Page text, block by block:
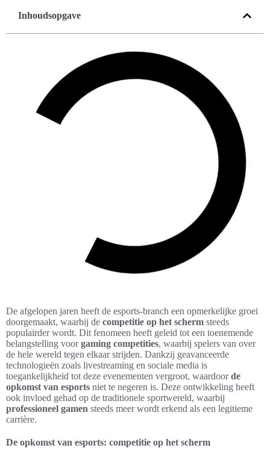
Inhoudsopgave
De afgelopen jaren heeft de esports-branch een opmerkelijke groei
doorgemaakt, waarbij de competitie op het scherm steeds
populairder wordt. Dit fenomeen heeft geleid tot een toenemende
belangstelling voorgaming competities, waarbij spelers van over
de hele wereld tegen elkaar strijden. Dankzij geavanceerde
technologieën zoals livestreaming en sociale media is
toegankelijkheid tot deze evenementen vergroot, waardoorde
opkomst van esports niet te negeren is. Deze ontwikkeling heeft
ook invloed gehad op de traditionele sportwereld, waarbij
professioneel gamen steeds meer wordt erkend als een legitieme
carrière.
De opkomst van esports: competitie op het scherm